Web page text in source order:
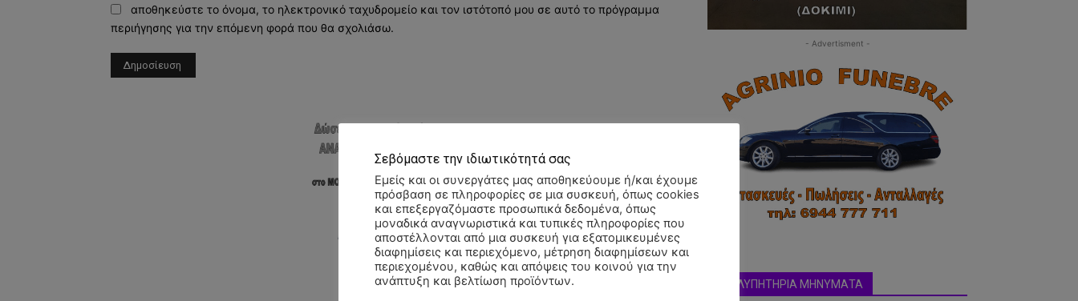
αποθηκεύστε το όνομα, το ηλεκτρονικό ταχυδρομείο και τον ιστότοπό μου σε αυτό το πρόγραμμα
περιήγησης για την επόμενη φορά που θα σχολιάσω.
- Advertisment -
ΣΥΛΛΥΠΗΤΗΡΙΑ ΜΗΝΥΜΑΤΑ
Σεβόμαστε την ιδιωτικότητά σας
Εμείς και οι συνεργάτες μας αποθηκεύουμε ή/και έχουμε
πρόσβαση σε πληροφορίες σε μια συσκευή, όπως cookies
και επεξεργαζόμαστε προσωπικά δεδομένα, όπως
μοναδικά αναγνωριστικά και τυπικές πληροφορίες που
αποστέλλονται από μια συσκευή για εξατομικευμένες
διαφημίσεις και περιεχόμενο, μέτρηση διαφημίσεων και
περιεχομένου, καθώς και απόψεις του κοινού για την
ανάπτυξη και βελτίωση προϊόντων.